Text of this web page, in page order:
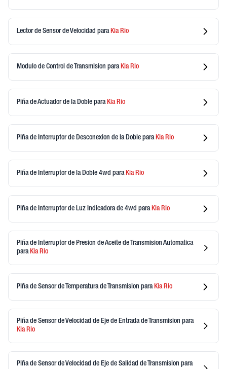
Lector de Sensor de Velocidad para KiaRio
Modulo de Control de Transmision para KiaRio
Piña de Actuador de la Doble para KiaRio
Piña de Interruptor de Desconexion de la Doble para KiaRio
Piña de Interruptor de la Doble 4wd para KiaRio
Piña de Interruptor de Luz Indicadora de 4wd para KiaRio
Piña de Interruptor de Presion de Aceite de Transmision Automatica
paraKiaRio
Piña de Sensor de Temperatura de Transmision para KiaRio
Piña de Sensor de Velocidad de Eje de Entrada de Transmision para
KiaRio
Piña de Sensor de Velocidad de Eje de Salidad de Transmision para